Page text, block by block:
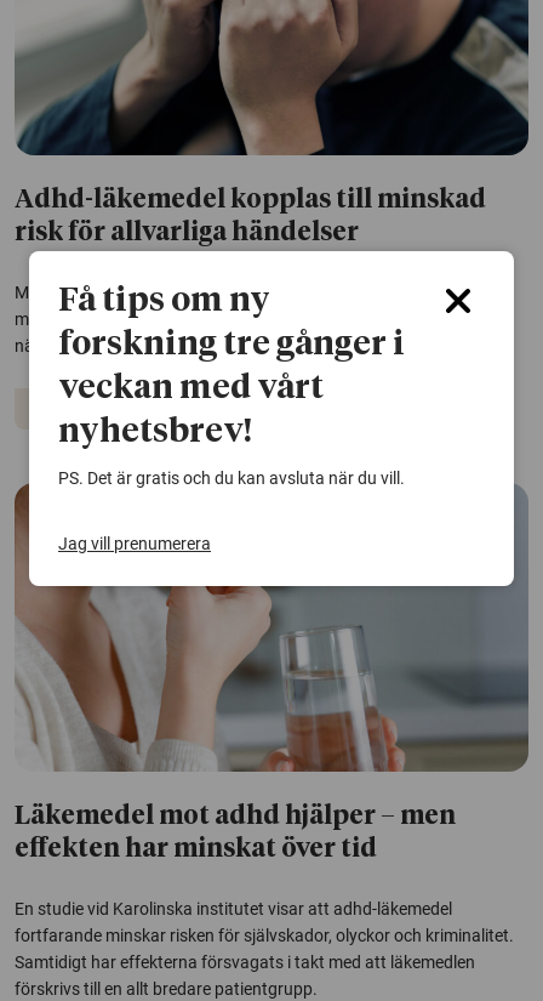
Adhd-läkemedel kopplas till minskad
risk för allvarliga händelser
Medicinering vid adhd kan skydda mot självmordsförsök, olyckor,
missbruk och kriminalitet. Det visar en stor svensk studie som följt
närmare 150 000 personer med diagnosen.
Läkemedel mot adhd hjälper – men
effekten har minskat över tid
En studie vid Karolinska institutet visar att adhd-läkemedel
fortfarande minskar risken för självskador, olyckor och kriminalitet.
Samtidigt har effekterna försvagats i takt med att läkemedlen
förskrivs till en allt bredare patientgrupp.
Få tips om ny
forskning tre gånger i
veckan med vårt
nyhetsbrev!
PS. Det är gratis och du kan avsluta när du vill.
Jag vill prenumerera